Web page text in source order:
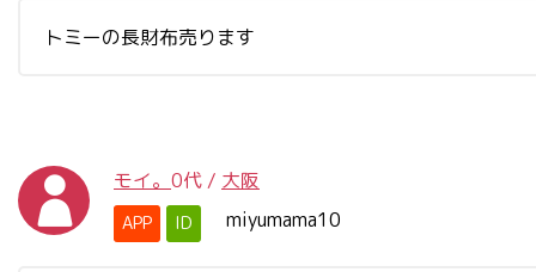
トミーの長財布売ります
モイ。 0代 / 大阪
APP ID miyumama10